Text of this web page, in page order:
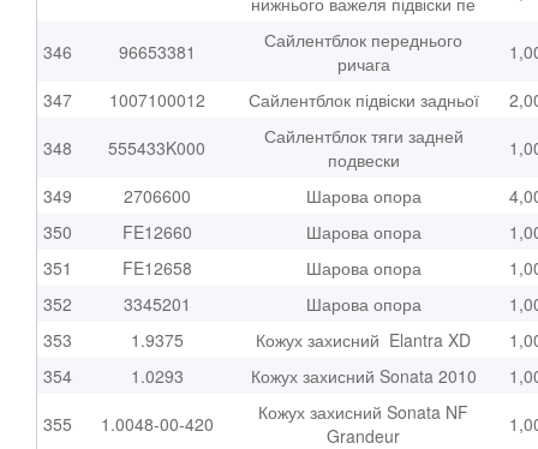
346 96653381
Сайлентблок переднього
ричага
347
1007100012 Сайлентблок підвіски задньої
348
555433K000
Сайлентблок тяги задней
подвески
349
2706600 Шарова опора
350
FE12660 Шарова опора
351
FE12658 Шарова опора
352
3345201 Шарова опора
353
1.9375 Кожух захисний Elantra XD
354
1.0293 Кожух захисний Sonata 2010
355
1.0048-00-420
Кожух захисний Sonata NF
Grandeur